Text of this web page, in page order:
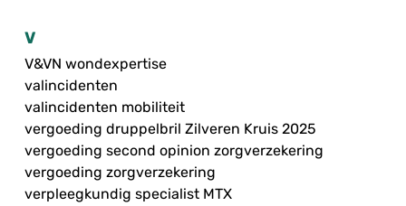
V
V&VN wondexpertise
valincidenten
valincidenten mobiliteit
vergoeding druppelbril Zilveren Kruis 2025
vergoeding second opinion zorgverzekering
vergoeding zorgverzekering
verpleegkundig specialist MTX